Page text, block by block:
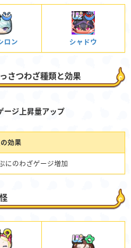
ロン シャドウ
さつわざ種類と効果
ージ上昇量アップ
効果
にのわざゲージ増加